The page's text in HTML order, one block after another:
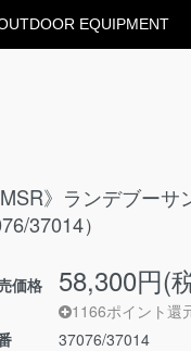
EQUIPMENT
MSR》ランデブー
37014）
価格 58,300円(
1166ポイント還
37076/37014